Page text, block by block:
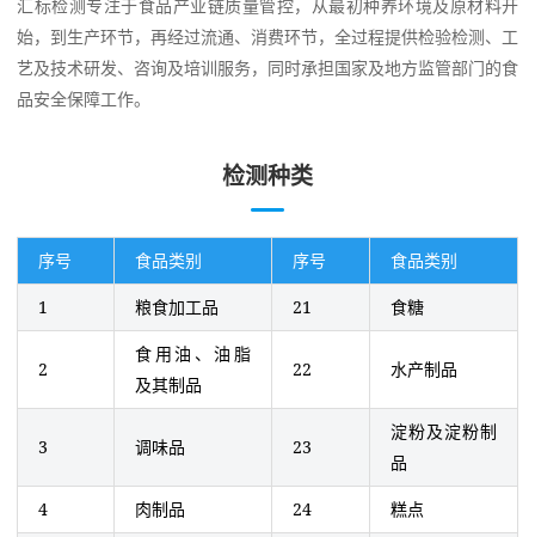
汇标检测专注于食品产业链质量管控，从最初种养环境及原材料开
始，到生产环节，再经过流通、消费环节，全过程提供检验检测、工
艺及技术研发、咨询及培训服务，同时承担国家及地方监管部门的食
品安全保障工作。
检测种类
序号 食品类别 序号 食品类别
1 粮食加工品 21 食糖
2
食用油、油脂
及其制品
22 水产制品
3 调味品 23
淀粉及淀粉制
品
4 肉制品 24 糕点